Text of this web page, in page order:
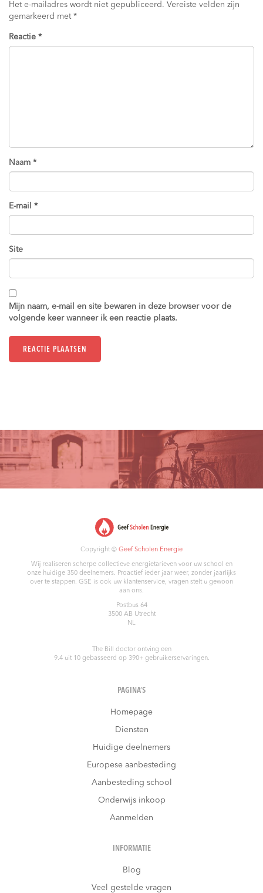
Het e-mailadres wordt niet gepubliceerd. Vereiste velden zijn
gemarkeerd met *
Reactie *
Naam *
E-mail *
Site
Mijn naam, e-mail en site bewaren in deze browser voor de
volgende keer wanneer ik een reactie plaats.
Copyright © Geef Scholen Energie
Wij realiseren scherpe collectieve energietarieven voor uw school en
onze huidige 350 deelnemers. Proactief ieder jaar weer, zonder jaarlijks
over te stappen. GSE is ook uw klantenservice, vragen stelt u gewoon
aan ons.
Postbus 64
3500 AB Utrecht
NL
The Bill doctorontving een
9.4uit 10gebasseerd op 390+ gebruikerservaringen.
PAGINA’S
Homepage
Diensten
Huidige deelnemers
Europese aanbesteding
Aanbesteding school
Onderwijs inkoop
Aanmelden
INFORMATIE
Blog
Veel gestelde vragen